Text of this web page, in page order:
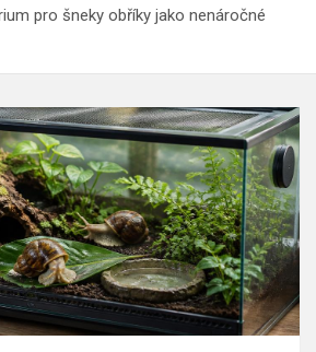
pro šneky obříky jako nenáročné